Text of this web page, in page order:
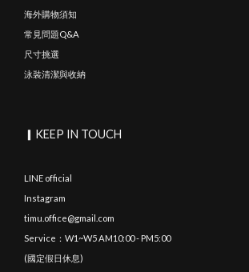
海外購物須知
常見問題Q&A
尺寸挑選
泳裝清潔與收納
▎KEEP IN TOUCH
LINE official
Instagram
timu.office@gmail.com
Service：W1~W5 AM10:00 - PM5:00
(國定假日休息)